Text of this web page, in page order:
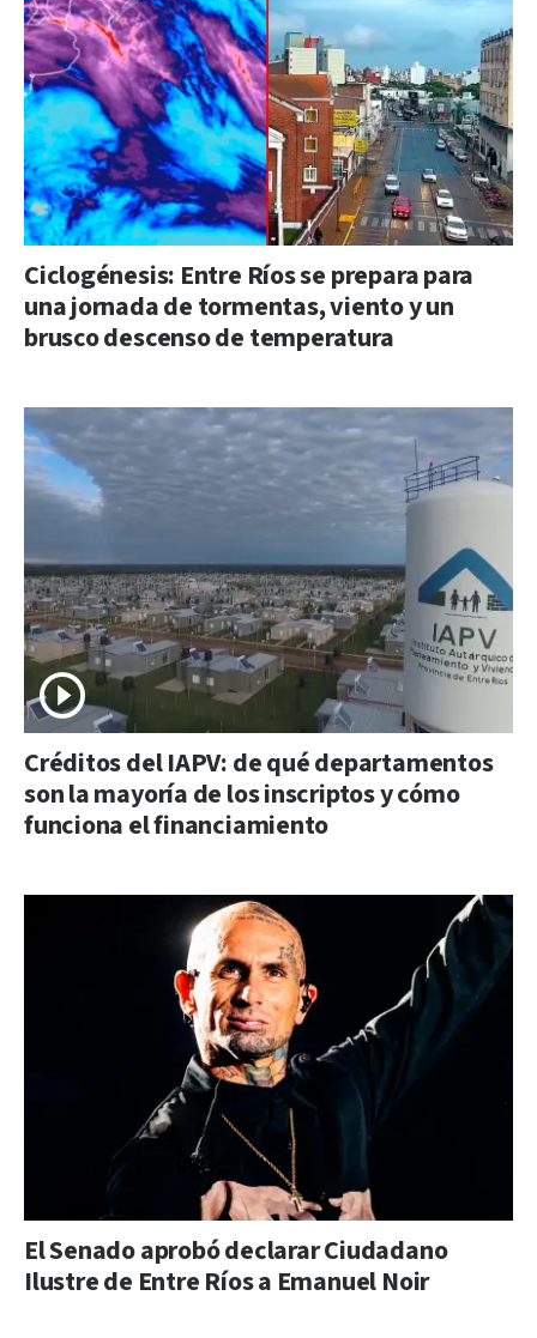
Ciclogénesis: Entre Ríos se prepara para
una jornada de tormentas, viento y un
brusco descenso de temperatura
Créditos del IAPV: de qué departamentos
son la mayoría de los inscriptos y cómo
funciona el financiamiento
El Senado aprobó declarar Ciudadano
Ilustre de Entre Ríos a Emanuel Noir